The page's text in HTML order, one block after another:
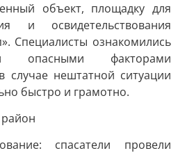
объект, площадку для
и освидетельствования
Специалисты ознакомились
опасными факторами
случае нештатной ситуации
быстро и грамотно.
спасатели провели